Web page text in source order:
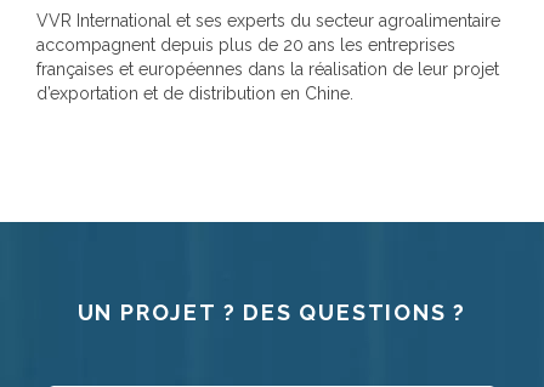
VVR International et ses experts du secteur agroalimentaire
accompagnent depuis plus de 20 ans les entreprises
françaises et européennes dans la réalisation de leur projet
d’exportation et de distribution en Chine.
UN PROJET ? DES QUESTIONS ?